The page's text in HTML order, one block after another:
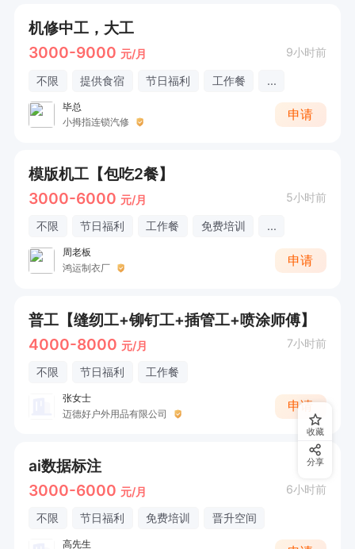
机修中工，大工
3000-9000 元/月 9小时前
不限 提供食宿 节日福利 工作餐 ...
毕总
小拇指连锁汽修
申请
模版机工【包吃2餐】
3000-6000 元/月 5小时前
不限 节日福利 工作餐 免费培训 ...
周老板
鸿运制衣厂
申请
普工【缝纫工+铆钉工+插管工+喷涂师傅】
4000-8000 元/月 7小时前
不限 节日福利 工作餐
张女士
迈德好户外用品有限公司
申请
ai数据标注
3000-6000 元/月 6小时前
不限 节日福利 免费培训 晋升空间
高先生
收藏
分享